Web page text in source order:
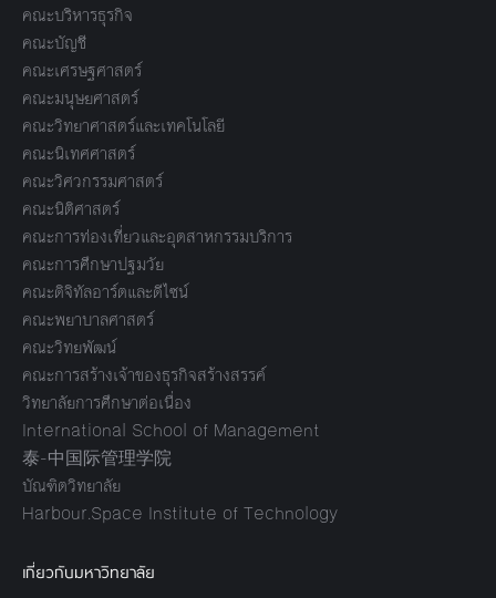
คณะบริหารธุรกิจ
คณะบัญชี
คณะเศรษฐศาสตร์
คณะมนุษยศาสตร์
คณะวิทยาศาสตร์และเทคโนโลยี
คณะนิเทศศาสตร์
คณะวิศวกรรมศาสตร์
คณะนิติศาสตร์
คณะการท่องเที่ยวและอุตสาหกรรมบริการ
คณะการศึกษาปฐมวัย
คณะดิจิทัลอาร์ตและดีไซน์
คณะพยาบาลศาสตร์
คณะวิทยพัฒน์
คณะการสร้างเจ้าของธุรกิจสร้างสรรค์
วิทยาลัยการศึกษาต่อเนื่อง
International School of Management
泰-中国际管理学院
บัณฑิตวิทยาลัย
Harbour.Space Institute of Technology
เกี่ยวกับมหาวิทยาลัย